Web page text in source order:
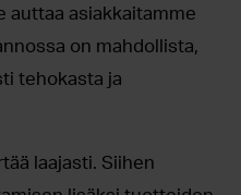
auttaa asiakkaitamme
on mahdollista,
tehokasta ja
laajasti. Siihen